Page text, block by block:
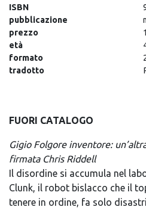
ISBN
pubblicazione
prezzo
età
formato
tradotto
FUORI CATALOGO
Gigio Folgore inventore:
firmata Chris Riddell
Il disordine si accumula nel
Clunk, il robot bislacco che il
tenere in ordine, fa solo